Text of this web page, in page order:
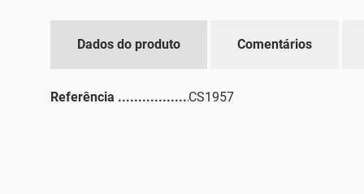
Dados do produto Comentários
Referência CS1957